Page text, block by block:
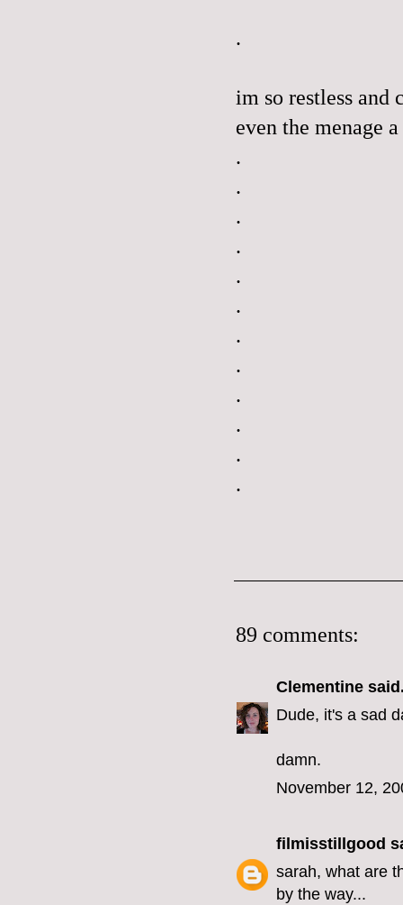
.
im so restless
even the menage a
.
.
.
.
.
.
.
.
.
.
.
.
89 comments:
Clementine
Dude, it's a sad
damn.
November 12,
filmisstillgood
sarah, what are
by the way...